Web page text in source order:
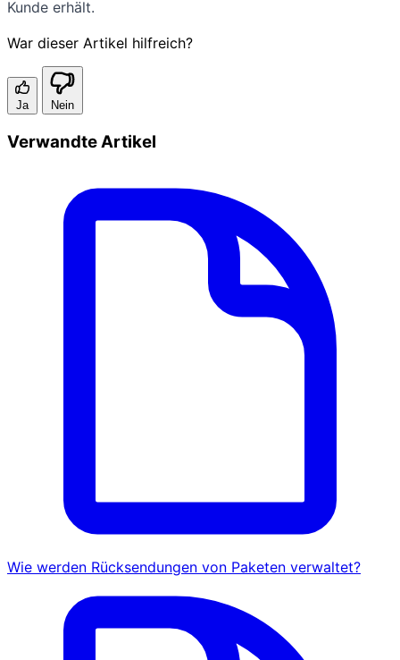
Kunde erhält.
War dieser Artikel hilfreich?
Ja Nein
Verwandte Artikel
Wie werden Rücksendungen von Paketen verwaltet?